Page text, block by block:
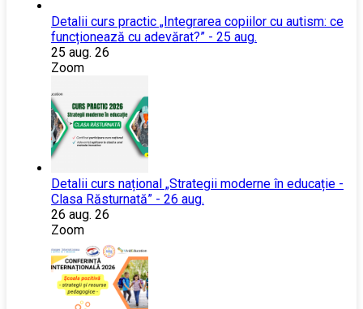
Detalii curs practic „Integrarea copiilor cu autism: ce
funcționează cu adevărat?” - 25 aug.
25 aug. 26
Zoom
Detalii curs național „Strategii moderne în educație -
Clasa Răsturnată” - 26 aug.
26 aug. 26
Zoom